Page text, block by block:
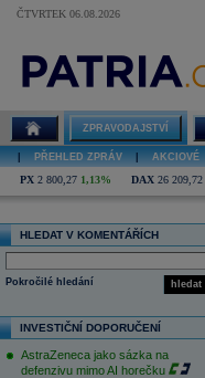
ČTVRTEK 06.08.2026
ZPRAVODAJSTVÍ
PŘEHLED ZPRÁV AKCIOVÉ
PX 2 800,27 1,13% DAX 26 209,72
HLEDAT V KOMENTÁŘÍCH
hledat
Pokročilé hledání
INVESTIČNÍ DOPORUČENÍ
AstraZeneca jako sázka na
defenzivu mimo AI horečku